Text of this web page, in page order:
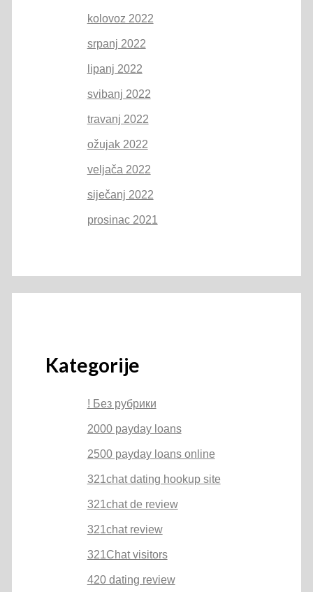
kolovoz 2022
srpanj 2022
lipanj 2022
svibanj 2022
travanj 2022
ožujak 2022
veljača 2022
siječanj 2022
prosinac 2021
Kategorije
! Без рубрики
2000 payday loans
2500 payday loans online
321chat dating hookup site
321chat de review
321chat review
321Chat visitors
420 dating review